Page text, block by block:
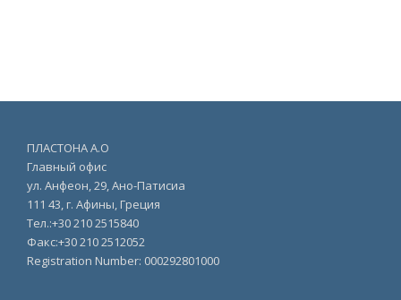
ПЛАСТОНА Α.O
Главный офис
ул. Анфеон, 29, Ано-Патисиа
111 43, г. Афины, Греция
Тел.:+30 210 2515840
Факс:+30 210 2512052
Registration Number: 000292801000